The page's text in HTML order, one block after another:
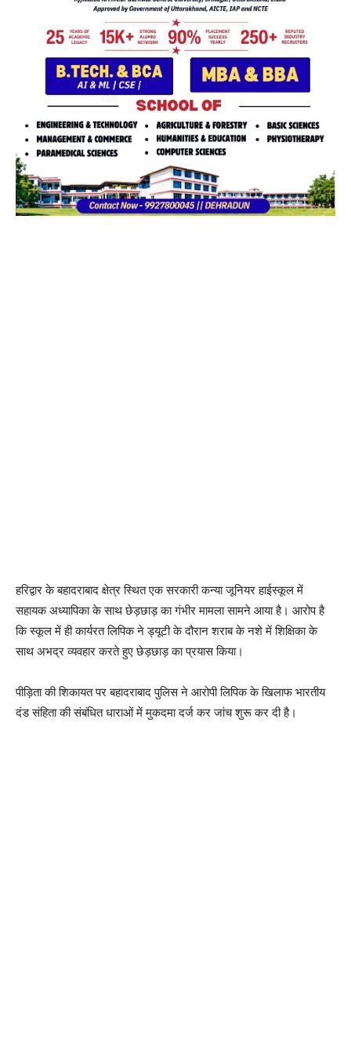
हरिद्वार के बहादराबाद क्षेत्र स्थित एक सरकारी कन्या जूनियर हाईस्कूल में
सहायक अध्यापिका के साथ छेड़छाड़ का गंभीर मामला सामने आया है। आरोप है
कि स्कूल में ही कार्यरत लिपिक ने ड्यूटी के दौरान शराब के नशे में शिक्षिका के
साथ अभद्र व्यवहार करते हुए छेड़छाड़ का प्रयास किया।
पीड़िता की शिकायत पर बहादराबाद पुलिस ने आरोपी लिपिक के खिलाफ भारतीय
दंड संहिता की संबंधित धाराओं में मुकदमा दर्ज कर जांच शुरू कर दी है।